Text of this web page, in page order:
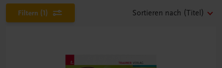
Filtern (1) Sortieren nach (Titel)